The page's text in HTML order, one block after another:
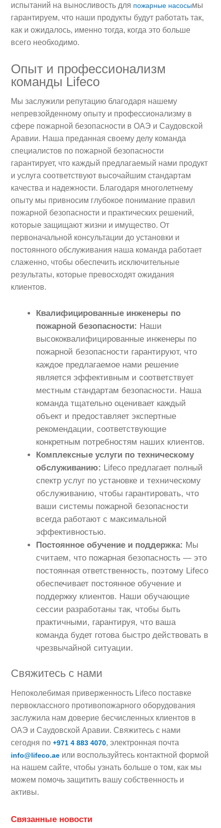
испытаний на выносливость для пожарные насосымы
гарантируем, что наши продукты будут работать так,
как и ожидалось, именно тогда, когда это больше
всего необходимо.
Опыт и профессионализм
команды Lifeco
Мы заслужили репутацию благодаря нашему
непревзойденному опыту и профессионализму в
сфере пожарной безопасности в ОАЭ и Саудовской
Аравии. Наша преданная своему делу команда
специалистов по пожарной безопасности
гарантирует, что каждый предлагаемый нами продукт
и услуга соответствуют высочайшим стандартам
качества и надежности. Благодаря многолетнему
опыту мы привносим глубокое понимание правил
пожарной безопасности и практических решений,
которые защищают жизни и имущество. От
первоначальной консультации до установки и
постоянного обслуживания наша команда работает
слаженно, чтобы обеспечить исключительные
результаты, которые превосходят ожидания
клиентов.
Квалифицированные инженеры по
пожарной безопасности: Наши
высококвалифицированные инженеры по
пожарной безопасности гарантируют, что
каждое предлагаемое нами решение
является эффективным и соответствует
местным стандартам безопасности. Наша
команда тщательно оценивает каждый
объект и предоставляет экспертные
рекомендации, соответствующие
конкретным потребностям наших клиентов.
Комплексные услуги по техническому
обслуживанию: Lifeco предлагает полный
спектр услуг по установке и техническому
обслуживанию, чтобы гарантировать, что
ваши системы пожарной безопасности
всегда работают с максимальной
эффективностью.
Постоянное обучение и поддержка: Мы
считаем, что пожарная безопасность — это
постоянная ответственность, поэтому Lifeco
обеспечивает постоянное обучение и
поддержку клиентов. Наши обучающие
сессии разработаны так, чтобы быть
практичными, гарантируя, что ваша
команда будет готова быстро действовать в
чрезвычайной ситуации.
Свяжитесь с нами
Непоколебимая приверженность Lifeco поставке
первоклассного противопожарного оборудования
заслужила нам доверие бесчисленных клиентов в
ОАЭ и Саудовской Аравии. Свяжитесь с нами
сегодня по+971 4 883 4070, электронная почта
info@lifeco.ae или воспользуйтесь контактной формой
на нашем сайте, чтобы узнать больше о том, как мы
можем помочь защитить вашу собственность и
активы.
Связанные новости